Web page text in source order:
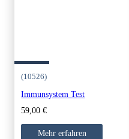
(10526)
Immunsystem Test
59,00€
Mehr erfahren